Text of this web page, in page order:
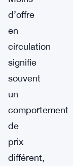
d’offre
en
circulation
signifie
souvent
un
comportement
de
prix
différent,